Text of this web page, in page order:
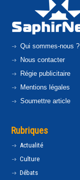
Qui sommes-nous ?
Nous contacter
Régie publicitaire
Mentions légales
Soumettre article
Rubriques
Actualité
Culture
Débats